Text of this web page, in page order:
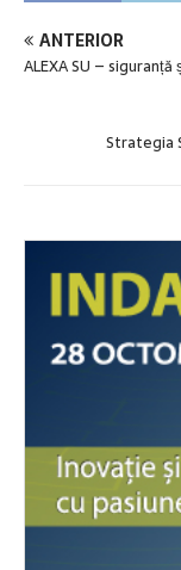
ANTERIOR
ALEXA SU –
Strategia